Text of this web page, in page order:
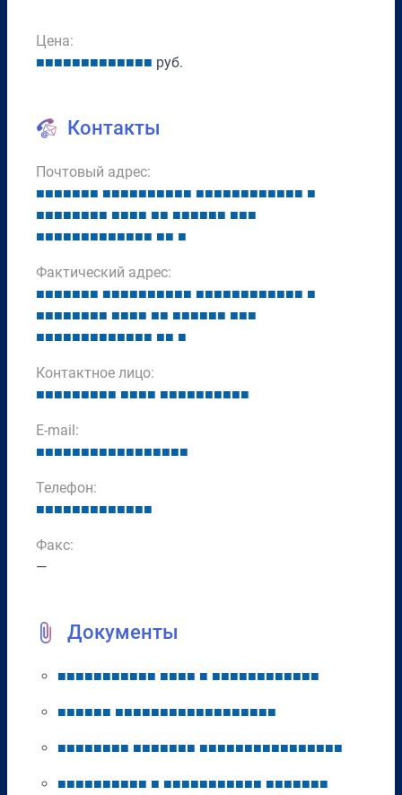
Цена:
■■■■■■■■■■■■■ руб.
Контакты
Почтовый адрес:
■■■■■■■ ■■■■■■■■■■ ■■■■■■■■■■■■ ■
■■■■■■■■ ■■■■ ■■ ■■■■■■ ■■■
■■■■■■■■■■■■■ ■■ ■
Фактический адрес:
■■■■■■■ ■■■■■■■■■■ ■■■■■■■■■■■■ ■
■■■■■■■■ ■■■■ ■■ ■■■■■■ ■■■
■■■■■■■■■■■■■ ■■ ■
Контактное лицо:
■■■■■■■■■ ■■■■ ■■■■■■■■■■
E-mail:
■■■■■■■■■■■■■■■■■
Телефон:
■■■■■■■■■■■■■
Факс:
—
Документы
■■■■■■■■■■■ ■■■■ ■ ■■■■■■■■■■■■
■■■■■■ ■■■■■■■■■■■■■■■■■■
■■■■■■■■ ■■■■■■■ ■■■■■■■■■■■■■■■■
■■■■■■■■■■ ■ ■■■■■■■■■■■ ■■■■■■■